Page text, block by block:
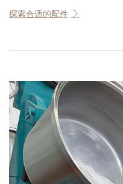
探索合适的配件